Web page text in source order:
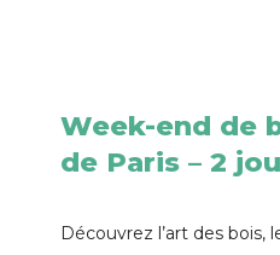
Week-end de
de Paris – 2
Découvrez l’art des bois,